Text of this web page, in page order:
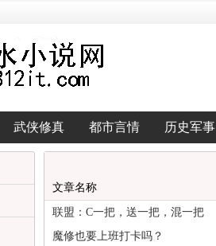
武侠修真 都市言情 历史军事
文章名称
联盟：C一把，送一把，混一把
魔修也要上班打卡吗？